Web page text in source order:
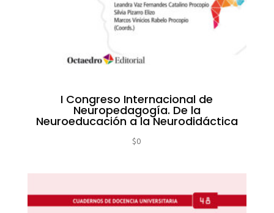
I Congreso Internacional de
Neuropedagogía. De la
Neuroeducación a la Neurodidáctica
$0